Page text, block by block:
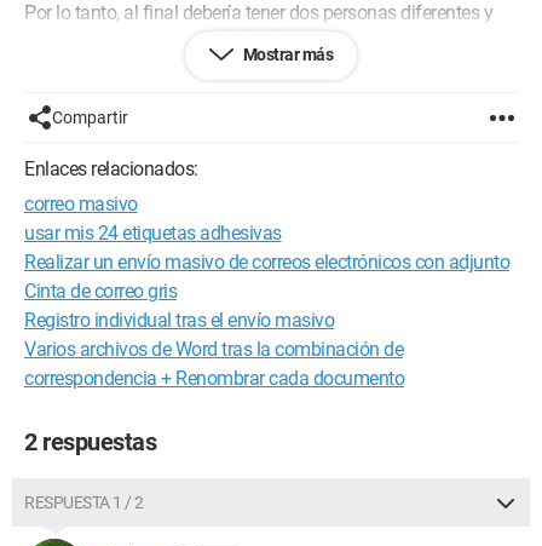
Por lo tanto, al final debería tener dos personas diferentes y
sus direcciones en una página (por cuestiones de impresión y
He logrado hacer mi envío masivo (que tiene a la misma
persona en una página dos veces), pero no es eso lo que
quiero.
Espero que hayan entendido mi solicitud.
Les agradezco de antemano por el tiempo que dedican a
mantener este foro genial.
Atentamente,
Configuración:Android / Chrome 77.0.3865.116
Mostrar más
Compartir
Enlaces relacionados:
correo masivo
usar mis 24 etiquetas adhesivas
Realizar un envío masivo de correos electrónicos con adjunto
Cinta de correo gris
Registro individual tras el envío masivo
Varios archivos de Word tras la combinación de
correspondencia + Renombrar cada documento
2 respuestas
RESPUESTA 1 / 2